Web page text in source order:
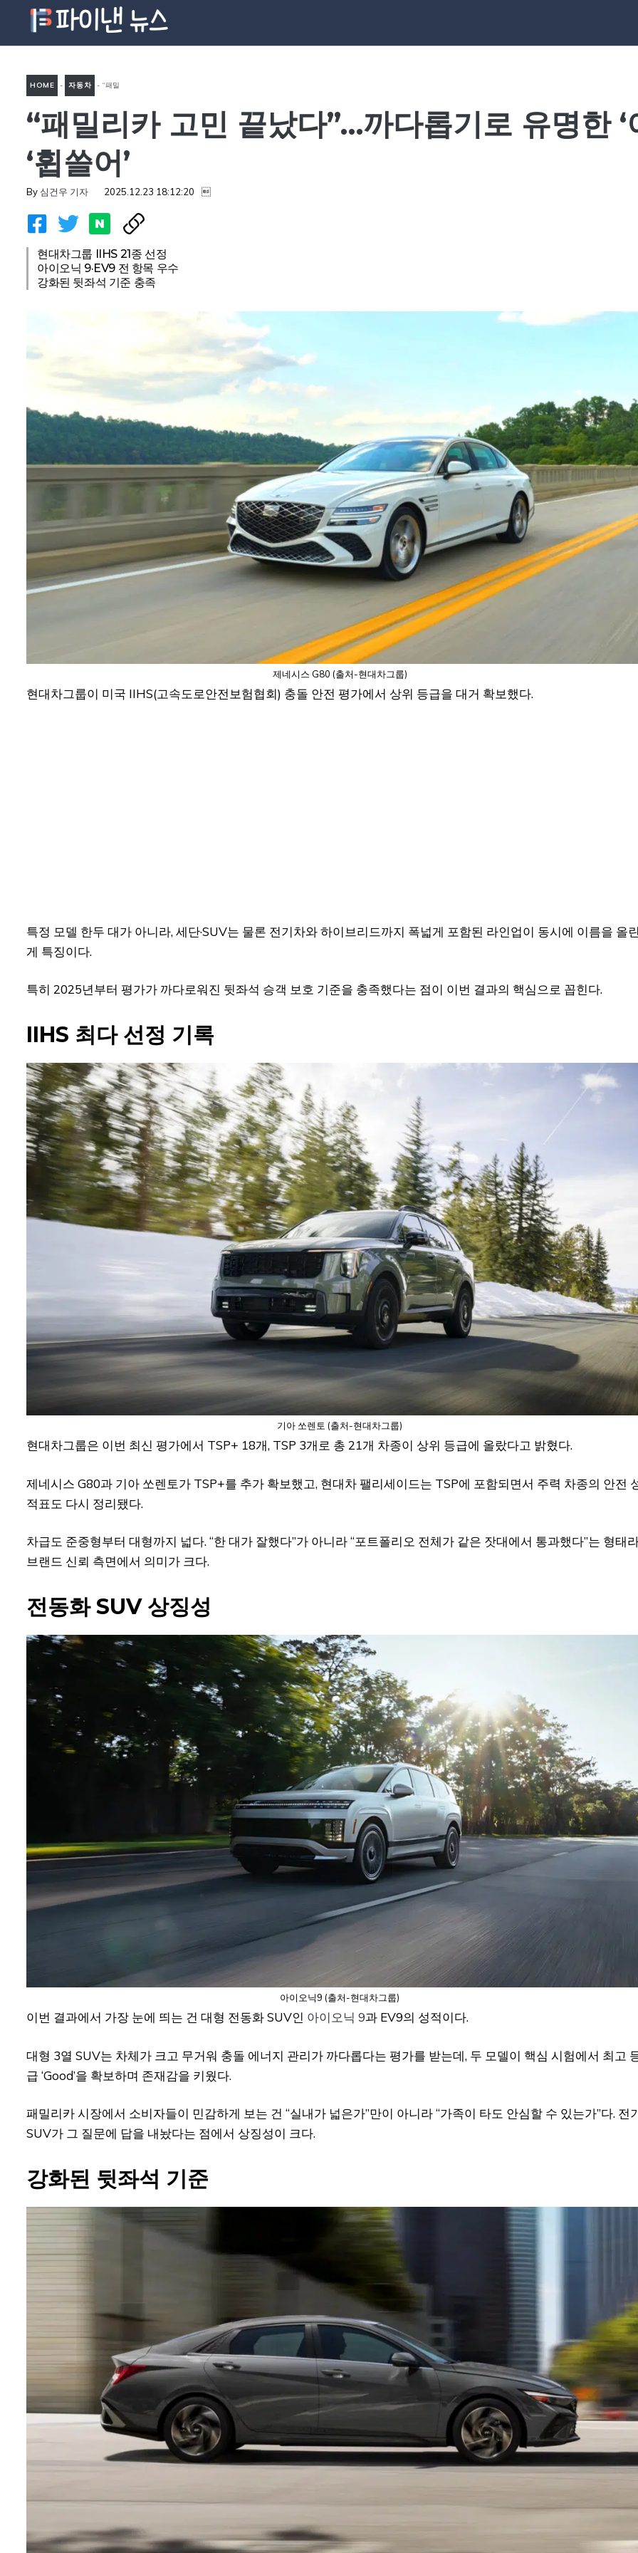
츠
HOME - 자동차 - “패밀
리카 고민 끝났다”…까다롭기
로 유명한 ‘이것’, 韓 자동차가
싹 ‘휩쓸어’
“패밀리카 고민 끝났다”…까다롭기로 유명한 ‘
‘휩쓸어’
By 심건우 기자 2025.12.23 18:12:20 
현대차그룹 IIHS 21종 선정
아이오닉 9·EV9 전 항목 우수
강화된 뒷좌석 기준 충족
제네시스 G80 (출처-현대차그룹)
현대차그룹이 미국 IIHS(고속도로안전보험협회) 충돌 안전 평가에서 상위 등급을 대거 확보했다.
특정 모델 한두 대가 아니라, 세단·SUV는 물론 전기차와 하이브리드까지 폭넓게 포함된 라인업이 동시에 이름을 올
게 특징이다.
특히 2025년부터 평가가 까다로워진 뒷좌석 승객 보호 기준을 충족했다는 점이 이번 결과의 핵심으로 꼽힌다.
IIHS 최다 선정 기록
기아 쏘렌토 (출처-현대차그룹)
현대차그룹은 이번 최신 평가에서 TSP+ 18개, TSP 3개로 총 21개 차종이 상위 등급에 올랐다고 밝혔다.
제네시스 G80과 기아 쏘렌토가 TSP+를 추가 확보했고, 현대차 팰리세이드는 TSP에 포함되면서 주력 차종의 안전
적표도 다시 정리됐다.
차급도 준중형부터 대형까지 넓다. “한 대가 잘했다”가 아니라 “포트폴리오 전체가 같은 잣대에서 통과했다”는 형태
브랜드 신뢰 측면에서 의미가 크다.
전동화 SUV 상징성
아이오닉9 (출처-현대차그룹)
이번 결과에서 가장 눈에 띄는 건 대형 전동화 SUV인 아이오닉 9과 EV9의 성적이다.
대형 3열 SUV는 차체가 크고 무거워 충돌 에너지 관리가 까다롭다는 평가를 받는데, 두 모델이 핵심 시험에서 최고
급 ‘Good’을 확보하며 존재감을 키웠다.
패밀리카 시장에서 소비자들이 민감하게 보는 건 “실내가 넓은가”만이 아니라 “가족이 타도 안심할 수 있는가”다. 전
SUV가 그 질문에 답을 내놨다는 점에서 상징성이 크다.
강화된 뒷좌석 기준